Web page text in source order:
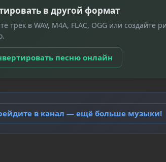
в другой формат
трек в WAV, M4A, FLAC, OGG или создайте
песню онлайн
в канал — ещё больше музыки!